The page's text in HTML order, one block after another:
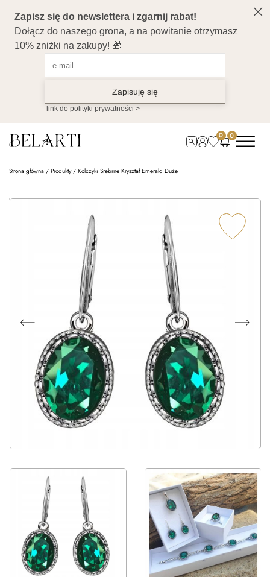
0 0
Strona główna / Produkty/ Kolczyki Srebrne Kryształ Emerald Duże